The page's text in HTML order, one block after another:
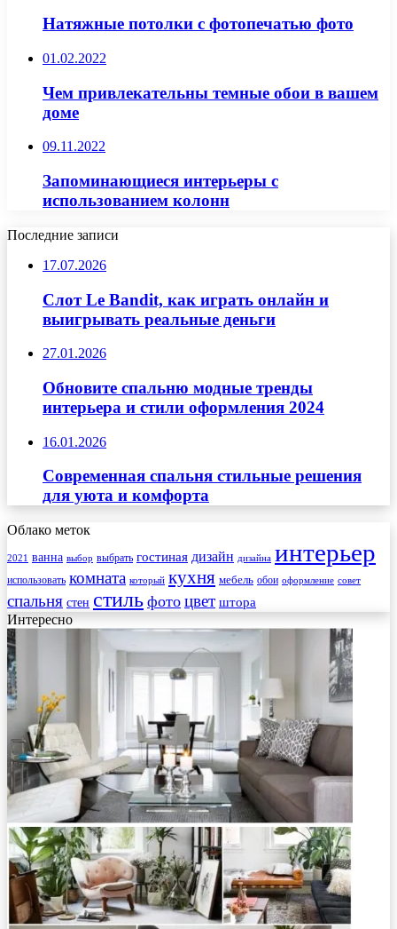
Натяжные потолки с фотопечатью фото
01.02.2022
Чем привлекательны темные обои в вашем
доме
09.11.2022
Запоминающиеся интерьеры с
использованием колонн
Последние записи
17.07.2026
Слот Le Bandit, как играть онлайн и
выигрывать реальные деньги
27.01.2026
Обновите спальню модные тренды
интерьера и стили оформления 2024
16.01.2026
Современная спальня стильные решения
для уюта и комфорта
Облако меток
2021 ванна выбор выбрать гостиная дизайн дизайна интерьер
использовать комната который кухня мебель обои оформление совет
спальня стен стиль фото цвет штора
Интересно